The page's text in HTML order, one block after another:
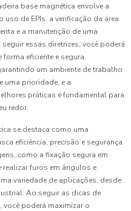
base magnética envolve a
de EPIs, a verificação da área
e a manutenção de uma
essas diretrizes, você poderá
eficiente e segura,
um ambiente de trabalho
uma prioridade, e a
práticas é fundamental para
redor.
se destaca como uma
eficiência, precisão e segurança
como a fixação segura em
realizar furos em ângulos e
variedade de aplicações, desde
Ao seguir as dicas de
você poderá maximizar o